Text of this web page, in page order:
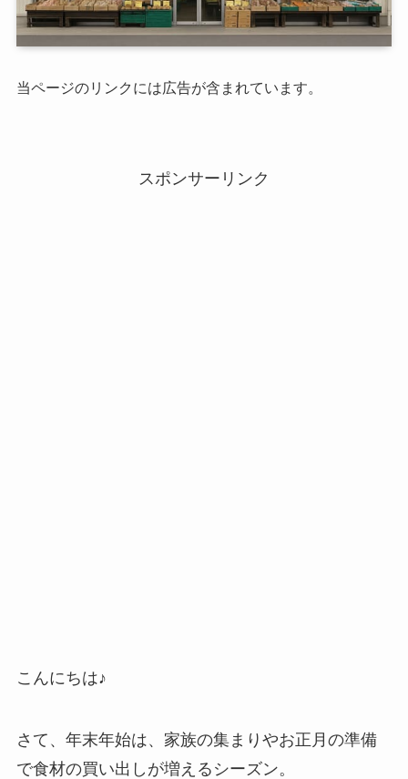
当ページのリンクには広告が含まれています。
スポンサーリンク
こんにちは♪
さて、年末年始は、家族の集まりやお正月の準備
で食材の買い出しが増えるシーズン。